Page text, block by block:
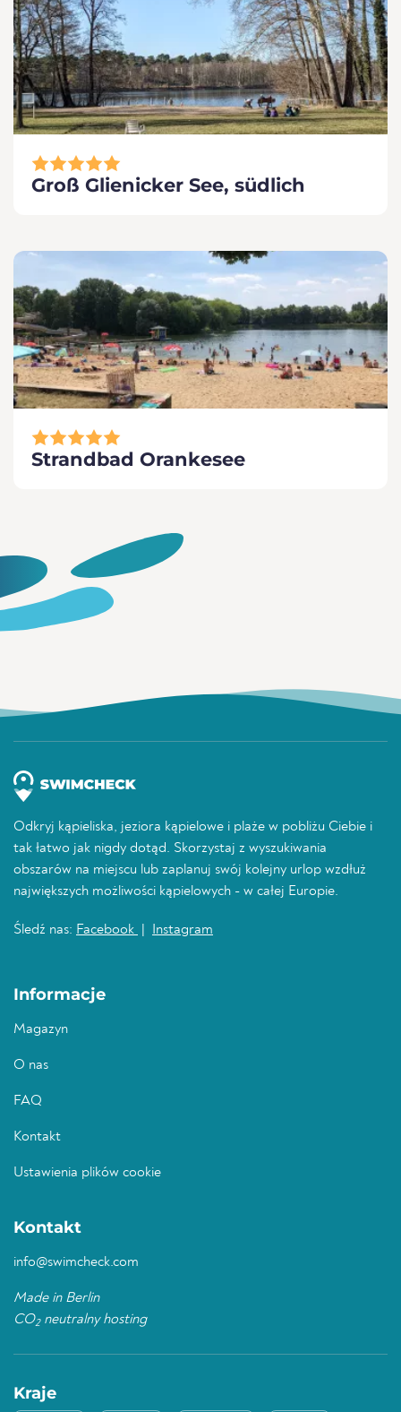
Groß Glienicker See, südlich
Strandbad Orankesee
Odkryj kąpieliska, jeziora kąpielowe i plaże w pobliżu Ciebie i
tak łatwo jak nigdy dotąd. Skorzystaj z wyszukiwania
obszarów na miejscu lub zaplanuj swój kolejny urlop wzdłuż
największych możliwości kąpielowych - w całej Europie.
Śledź nas: Facebook Instagram
Informacje
Magazyn
O nas
FAQ
Kontakt
Ustawienia plików cookie
Kontakt
info@swimcheck.com
Made in Berlin
CO2neutralny hosting
Kraje